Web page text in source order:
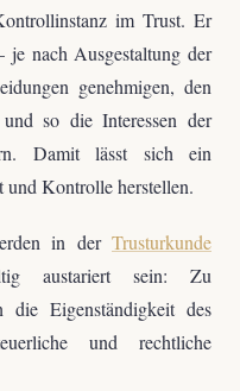
im Trust. Er
je nach Ausgestaltung der
genehmigen, den
so die Interessen der
Damit lässt sich ein
Kontrolle herstellen.
in der Trusturkunde
austariert sein: Zu
die Eigenständigkeit des
und rechtliche